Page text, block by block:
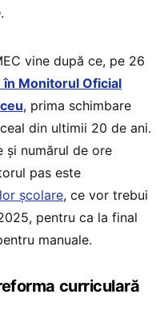
.
vine după ce, pe 26
în Monitorul Oficial
, prima schimbare
din ultimii 20 de ani.
și numărul de ore
pas este
școlare, ce vor trebui
pentru ca la final
manuale.
curriculară